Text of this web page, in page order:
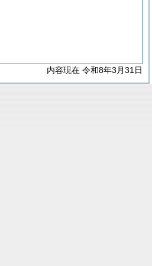
内容現在 令和8年3月31日